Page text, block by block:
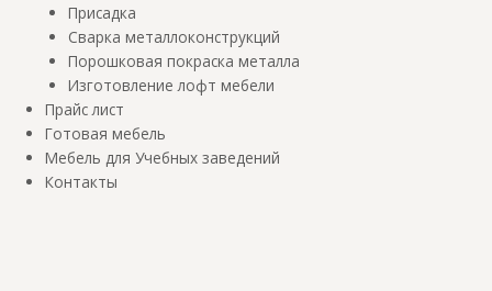
Присадка
Сварка металлоконструкций
Порошковая покраска металла
Изготовление лофт мебели
Прайс лист
Готовая мебель
Мебель для Учебных заведений
Контакты